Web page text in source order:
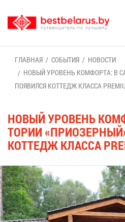
ГЛАВ­НАЯ СО­БЫ­ТИЯ
НО­ВО­СТИ
НО­ВЫЙ УРО­ВЕНЬ КОМ­ФОР­ТА: В
ПО­ЯВИЛ­СЯ КОТ­ТЕДЖ КЛАС­СА
НО­ВЫЙ УРО­ВЕНЬ
ТО­РИИ
КОТ­ТЕДЖ КЛАС­СА